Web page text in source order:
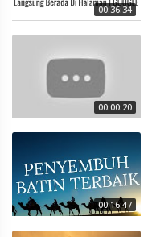
00:36:34
00:00:20
00:16:47